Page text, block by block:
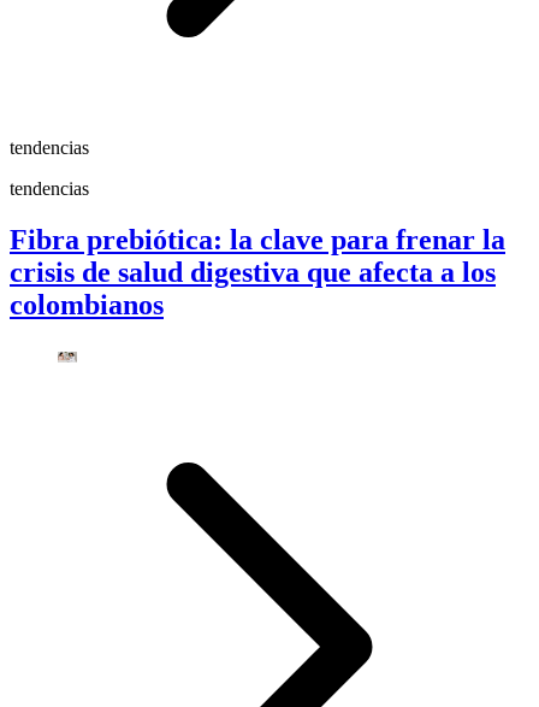
tendencias
tendencias
Fibra prebiótica: la clave para frenar la
crisis de salud digestiva que afecta a los
colombianos